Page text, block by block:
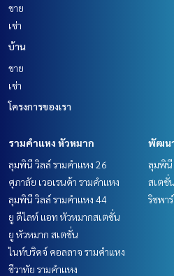
ขาย
เช่า
บ้าน
ขาย
เช่า
โครงการของเรา
รามคำแหง หัวหมาก
ลุมพินี วิลล์ รามคำแหง 26
ศุภาลัย เวอเรนด้า รามคำแหง
ลุมพินี วิลล์ รามคำแหง 44
ยู ดีไลท์ แอท หัวหมากสเตชั่น
ยู หัวหมาก สเตชั่น
ไนท์บริดจ์ คอลลาจ รามคำแหง
ชีวาทัย รามคำแหง
พัฒน
ลุมพินี
สเตชั่น
ริชพา